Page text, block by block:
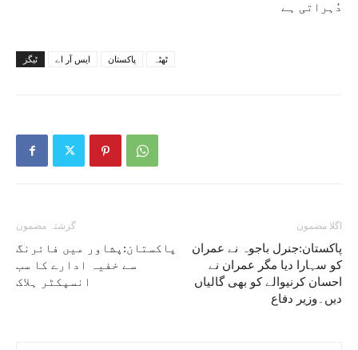
دُہراتی ہے
ٹیگز ایس آر اے پاکستان ٹھٹہ
گزشتہ مضمون
پاکستان:پشاور میں فائرنگ
سے خفیہ ادارے کا سب
انسپکٹر ہلاک
اگلا مضمون
پاکستان:جنرل باجوہ نے عمران
کو سہارا دیا مگر عمران نے
احسان کرنیوالے کو بھی گالیاں
دیں۔وزیر دفاع